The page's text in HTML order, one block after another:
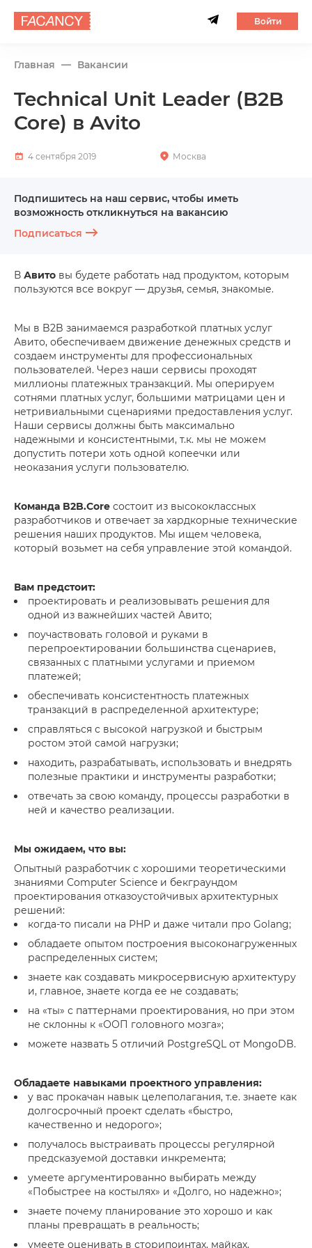
Войти
Главная Вакансии
Technical Unit Leader (B2B
Core) в Avito
4 сентября 2019 Москва
Подпишитесь на наш сервис, чтобы иметь
возможность откликнуться на вакансию
Подписаться
В Авито вы будете работать над продуктом, которым
пользуются все вокруг — друзья, семья, знакомые.
Мы в B2B занимаемся разработкой платных услуг
Авито, обеспечиваем движение денежных средств и
создаем инструменты для профессиональных
пользователей. Через наши сервисы проходят
миллионы платежных транзакций. Мы оперируем
сотнями платных услуг, большими матрицами цен и
нетривиальными сценариями предоставления услуг.
Наши сервисы должны быть максимально
надежными и консистентными, т.к. мы не можем
допустить потери хоть одной копеечки или
неоказания услуги пользователю.
Команда B2B.Core состоит из высококлассных
разработчиков и отвечает за хардкорные технические
решения наших продуктов. Мы ищем человека,
который возьмет на себя управление этой командой.
Вам предстоит:
проектировать и реализовывать решения для
одной из важнейших частей Авито;
поучаствовать головой и руками в
перепроектировании большинства сценариев,
связанных с платными услугами и приемом
платежей;
обеспечивать консистентность платежных
транзакций в распределенной архитектуре;
справляться с высокой нагрузкой и быстрым
ростом этой самой нагрузки;
находить, разрабатывать, использовать и внедрять
полезные практики и инструменты разработки;
отвечать за свою команду, процессы разработки в
ней и качество реализации.
Мы ожидаем, что вы:
Опытный разработчик с хорошими теоретическими
знаниями Computer Science и бекграундом
проектирования отказоустойчивых архитектурных
решений:
когда-то писали на PHP и даже читали про Golang;
обладаете опытом построения высоконагруженных
распределенных систем;
знаете как создавать микросервисную архитектуру
и, главное, знаете когда ее не создавать;
на «ты» с паттернами проектирования, но при этом
не склонны к «ООП головного мозга»;
можете назвать 5 отличий PostgreSQL от MongoDB.
Обладаете навыками проектного управления:
у вас прокачан навык целеполагания, т.е. знаете как
долгосрочный проект сделать «быстро,
качественно и недорого»;
получалось выстраивать процессы регулярной
предсказуемой доставки инкремента;
умеете аргументированно выбирать между
«Побыстрее на костылях» и «Долго, но надежно»;
знаете почему планирование это хорошо и как
планы превращать в реальность;
умеете оценивать в сторипоинтах, майках,